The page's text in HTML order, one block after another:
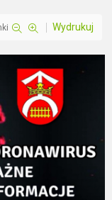
Wydrukuj